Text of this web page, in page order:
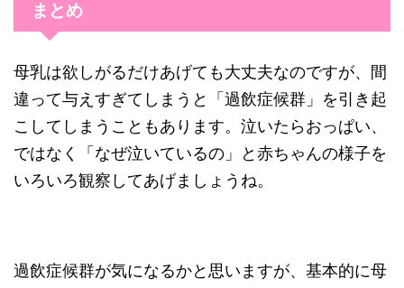
まとめ
母乳は欲しがるだけあげても大丈夫なのですが、間
違って与えすぎてしまうと「過飲症候群」を引き起
こしてしまうこともあります。泣いたらおっぱい、
ではなく「なぜ泣いているの」と赤ちゃんの様子を
いろいろ観察してあげましょうね。
過飲症候群が気になるかと思いますが、基本的に母